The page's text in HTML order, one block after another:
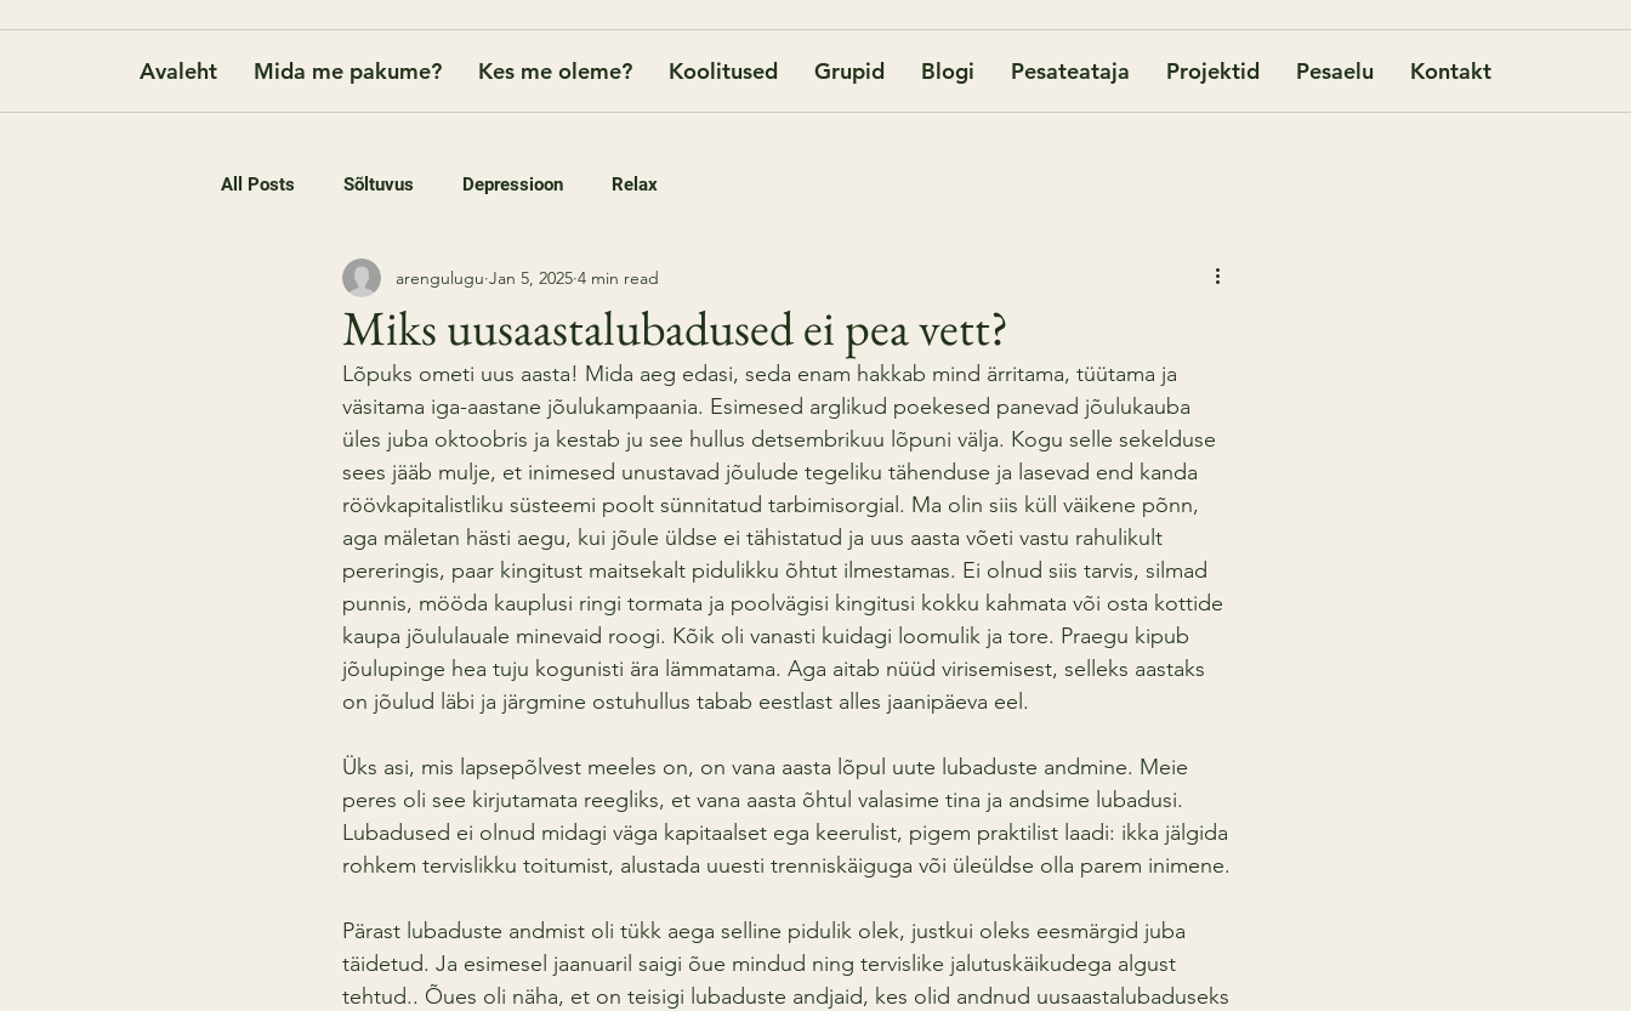
Avaleht Mida me pakume? Kes me oleme? Koolitused Grupid Blogi Pesateataja Projektid Pesaelu Kontakt
All Posts Sõltuvus Depressioon Relax
Miks uusaastalubadused ei pea vett?
arengulugu Jan 5, 2025 4 min read
Lõpuks ometi uus aasta! Mida aeg edasi, seda enam hakkab mind ärritama, tüütama ja
väsitama iga-aastane jõulukampaania. Esimesed arglikud poekesed panevad jõulukauba
üles juba oktoobris ja kestab ju see hullus detsembrikuu lõpuni välja. Kogu selle sekelduse
sees jääb mulje, et inimesed unustavad jõulude tegeliku tähenduse ja lasevad end kanda
röövkapitalistliku süsteemi poolt sünnitatud tarbimisorgial. Ma olin siis küll väikene põnn,
aga mäletan hästi aegu, kui jõule üldse ei tähistatud ja uus aasta võeti vastu rahulikult
pereringis, paar kingitust maitsekalt pidulikku õhtut ilmestamas. Ei olnud siis tarvis, silmad
punnis, mööda kauplusi ringi tormata ja poolvägisi kingitusi kokku kahmata või osta kottide
kaupa jõululauale minevaid roogi. Kõik oli vanasti kuidagi loomulik ja tore. Praegu kipub
jõulupinge hea tuju kogunisti ära lämmatama. Aga aitab nüüd virisemisest, selleks aastaks
on jõulud läbi ja järgmine ostuhullus tabab eestlast alles jaanipäeva eel.
Üks asi, mis lapsepõlvest meeles on, on vana aasta lõpul uute lubaduste andmine. Meie
peres oli see kirjutamata reegliks, et vana aasta õhtul valasime tina ja andsime lubadusi.
Lubadused ei olnud midagi väga kapitaalset ega keerulist, pigem praktilist laadi: ikka jälgida
rohkem tervislikku toitumist, alustada uuesti trenniskäiguga või üleüldse olla parem inimene.
Pärast lubaduste andmist oli tükk aega selline pidulik olek, justkui oleks eesmärgid juba
täidetud. Ja esimesel jaanuaril saigi õue mindud ning tervislike jalutuskäikudega algust
tehtud.. Õues oli näha, et on teisigi lubaduste andjaid, kes olid andnud uusaastalubaduseks